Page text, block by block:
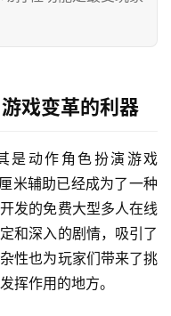
戏变革的利器
是动作角色扮演游戏
米辅助已经成为了一种
发的免费大型多人在线
和深入的剧情，吸引了
性也为玩家们带来了挑
挥作用的地方。